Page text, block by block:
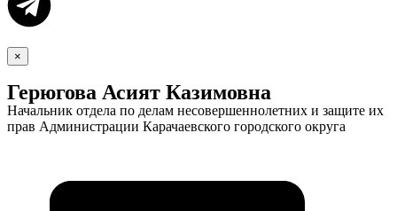
×
Герюгова Асият Казимовна
Начальник отдела по делам несовершеннолетних и защите их
прав Администрации Карачаевского городского округа